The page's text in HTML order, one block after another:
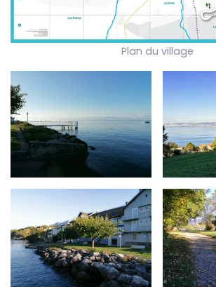
Plan du village